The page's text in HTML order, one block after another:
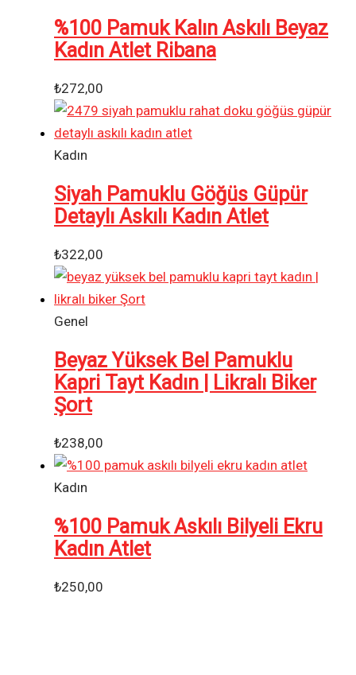
%100 Pamuk Kalın Askılı Beyaz
Kadın Atlet Ribana
₺272,00
Kadın
Siyah Pamuklu Göğüs Güpür
Detaylı Askılı Kadın Atlet
₺322,00
Genel
Beyaz Yüksek Bel Pamuklu
Kapri Tayt Kadın | Likralı Biker
Şort
₺238,00
Kadın
%100 Pamuk Askılı Bilyeli Ekru
Kadın Atlet
₺250,00